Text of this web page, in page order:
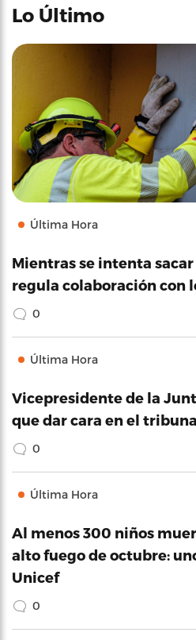
Lo Último
Última Hora
Mientras se intenta sacar
regula colaboración con
0
Última Hora
Vicepresidente de la
que dar cara en el
0
Última Hora
Al menos 300 niños
alto fuego de octubre:
Unicef
0